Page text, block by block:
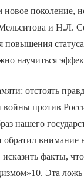
поколение,
и Н.Л.
повышения
научиться
отстоять
против
нашего
внимание
факты,
Эта ложь